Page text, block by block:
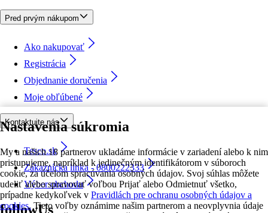
Nastavenia súkromia
My a našich 18 partnerov ukladáme informácie v zariadení alebo k nim
pristupujeme, napríklad k jedinečným identifikátorom v súboroch
cookie, za účelom spracúvania osobných údajov. Svoj súhlas môžete
udeliť alebo spravovať voľbou Prijať alebo Odmietnuť všetko,
prípadne kedykoľvek v Pravidlách pre ochranu osobných údajov a
cookies. Tieto voľby oznámime našim partnerom a neovplyvnia údaje
Pred prvým nákupom
Ako nakupovať
Registrácia
Objednanie doručenia
Moje obľúbené
Kontaktujte nás
Tesco.sk
Zákaznícka linka - 0800222333
Výber obchodu
followUs